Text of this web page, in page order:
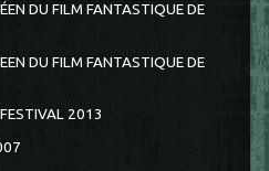
DU FILM FANTASTIQUE DE
DU FILM FANTASTIQUE DE
2013